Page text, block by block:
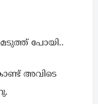
പോയി..
അവിടെ